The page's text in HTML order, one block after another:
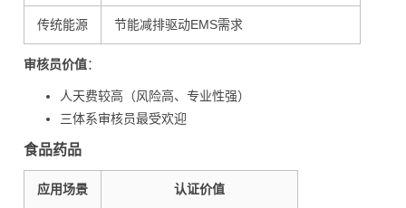
传统能源 节能减排驱动EMS需求
审核员价值：
人天费较高（风险高、专业性强）
三体系审核员最受欢迎
食品药品
应用场景 认证价值